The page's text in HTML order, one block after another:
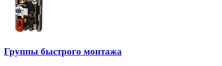
Группы быстрого монтажа